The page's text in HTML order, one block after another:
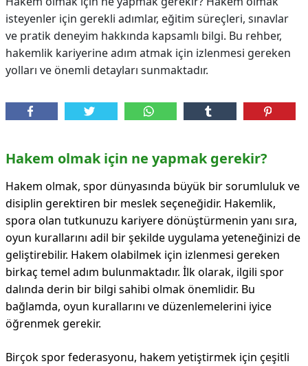
isteyenler için gerekli adımlar, eğitim süreçleri, sınavlar
ve pratik deneyim hakkında kapsamlı bilgi. Bu rehber,
hakemlik kariyerine adım atmak için izlenmesi gereken
yolları ve önemli detayları sunmaktadır.
Hakem olmak için ne yapmak gerekir?
Hakem olmak, spor dünyasında büyük bir sorumluluk ve
disiplin gerektiren bir meslek seçeneğidir. Hakemlik,
spora olan tutkunuzu kariyere dönüştürmenin yanı sıra,
oyun kurallarını adil bir şekilde uygulama yeteneğinizi de
geliştirebilir. Hakem olabilmek için izlenmesi gereken
birkaç temel adım bulunmaktadır. İlk olarak, ilgili spor
dalında derin bir bilgi sahibi olmak önemlidir. Bu
bağlamda, oyun kurallarını ve düzenlemelerini iyice
öğrenmek gerekir.
Birçok spor federasyonu, hakem yetiştirmek için çeşitli